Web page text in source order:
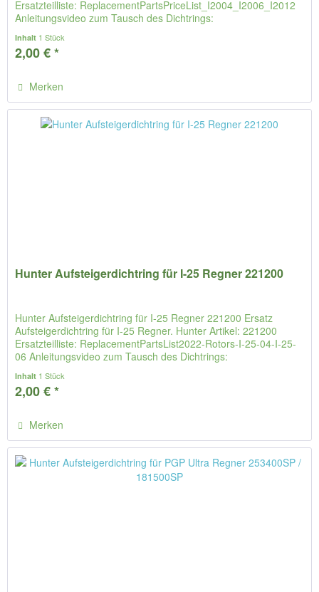
Ersatzteilliste: ReplacementPartsPriceList_I2004_I2006_I2012
Anleitungsvideo zum Tausch des Dichtrings:
Inhalt 1 Stück
2,00 € *
Merken
Hunter Aufsteigerdichtring für I-25 Regner 221200
Hunter Aufsteigerdichtring für I-25 Regner 221200 Ersatz
Aufsteigerdichtring für I-25 Regner. Hunter Artikel: 221200
Ersatzteilliste: ReplacementPartsList2022-Rotors-I-25-04-I-25-
06 Anleitungsvideo zum Tausch des Dichtrings:
Inhalt 1 Stück
2,00 € *
Merken